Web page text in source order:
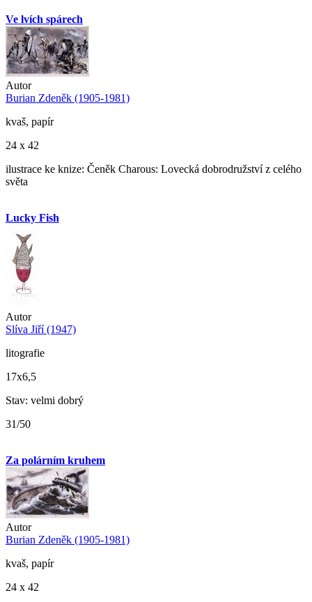
Ve lvích spárech
Autor
Burian Zdeněk (1905-1981)
kvaš, papír
24 x 42
ilustrace ke knize: Čeněk Charous: Lovecká dobrodružství z celého
světa
Lucky Fish
Autor
Slíva Jiří (1947)
litografie
17x6,5
Stav: velmi dobrý
31/50
Za polárním kruhem
Autor
Burian Zdeněk (1905-1981)
kvaš, papír
24 x 42